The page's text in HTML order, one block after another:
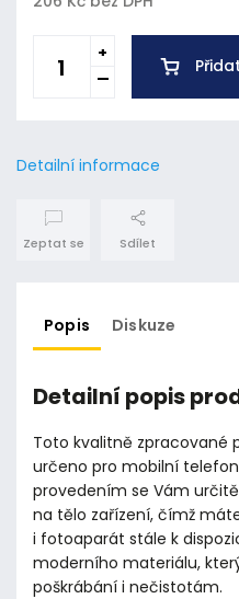
Detailní informace
Zeptat se Sdílet
Popis Diskuze
Detailní popis
Toto kvalitně zpracované
určeno pro mobilní telefon
provedením se Vám
na tělo zařízení, čímž
i fotoaparát stále k
moderního materiálu,
poškrábání i nečistotám.